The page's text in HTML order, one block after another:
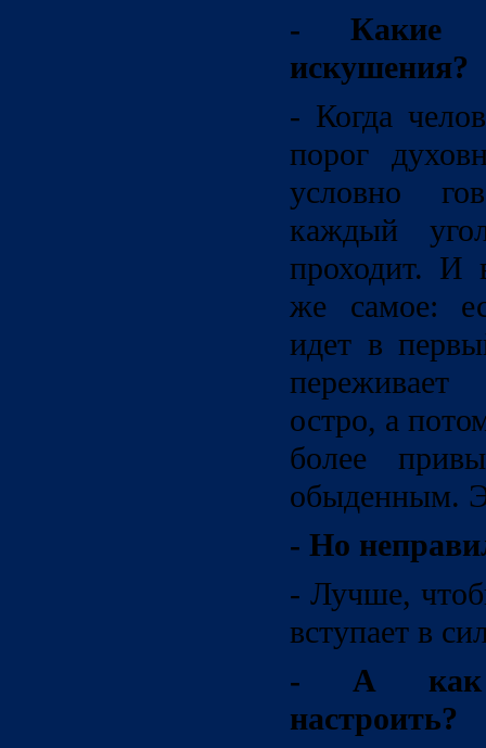
- Какие
искушения?
- Когда
порог
условно
каждый
проходит. И
же самое:
идет в
остро, а
более
обыденным.
- Но
- Лучше,
вступает в
- А как
настроить?